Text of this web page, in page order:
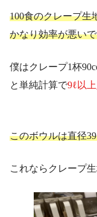
100食のクレープ生
かなり効率が悪い
僕はクレープ1杯
と単純計算で9ℓ以
このボウルは直径
これならクレープ